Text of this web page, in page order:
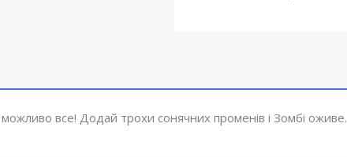
все! Додай трохи сонячних променів і Зомбі оживе.